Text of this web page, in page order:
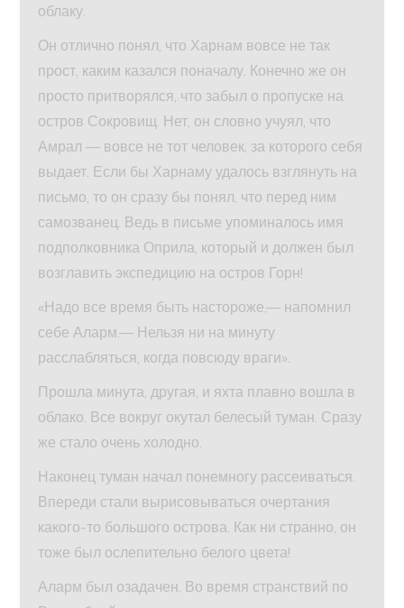
облаку.
Он отлично понял, что Харнам вовсе не так
прост, каким казался поначалу. Конечно же он
просто притворялся, что забыл о пропуске на
остров Сокровищ. Нет, он словно учуял, что
Амрал — вовсе не тот человек, за которого себя
выдает. Если бы Харнаму удалось взглянуть на
письмо, то он сразу бы понял, что перед ним
самозванец. Ведь в письме упоминалось имя
подполковника Оприла, который и должен был
возглавить экспедицию на остров Горн!
«Надо все время быть настороже,— напомнил
себе Аларм.— Нельзя ни на минуту
расслабляться, когда повсюду враги».
Прошла минута, другая, и яхта плавно вошла в
облако. Все вокруг окутал белесый туман. Сразу
же стало очень холодно.
Наконец туман начал понемногу рассеиваться.
Впереди стали вырисовываться очертания
какого-то большого острова. Как ни странно, он
тоже был ослепительно белого цвета!
Аларм был озадачен. Во время странствий по